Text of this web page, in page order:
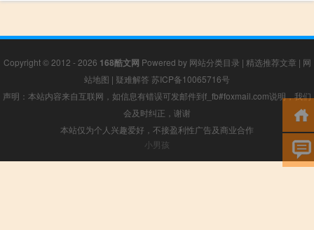
Copyright © 2012 - 2026 168酷文网 Powered by 网站分类目录 | 精选推荐文章 | 网
站地图 | 疑难解答 苏ICP备10065716号
声明：本站内容来自互联网，如信息有错误可发邮件到f_fb#foxmail.com说明，我们
会及时纠正，谢谢
本站仅为个人兴趣爱好，不接盈利性广告及商业合作
小男孩